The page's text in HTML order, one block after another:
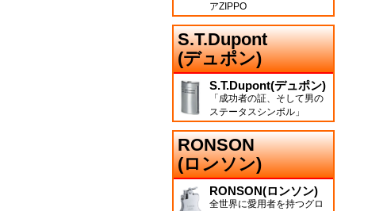
アZIPPO
S.T.Dupont
(デュポン)
S.T.Dupont(デュポン)
「成功者の証、そして男の
ステータスシンボル」
RONSON
(ロンソン)
RONSON(ロンソン)
全世界に愛用者を持つグロ